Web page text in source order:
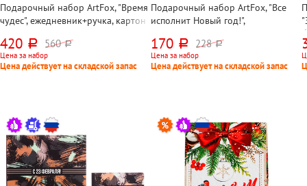
Подарочный набор ArtFox, "Время
чудес", ежедневник+ручка, картон
размер коробки 23см*21см*2 см
420 руб. 560 руб.
Цена за набор
Цена действует на складской запас
Подарочный набор ArtFox, "Все
исполнит Новый год!",
17см*10см*1см
170 руб. 228 руб.
Цена за набор
Цена действует на складской запас